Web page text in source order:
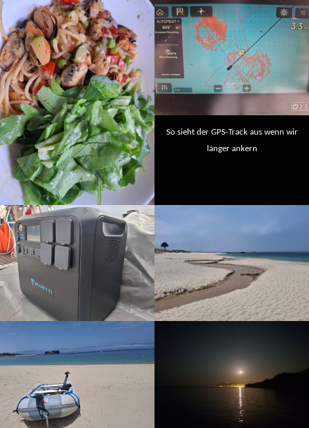
So sieht der GPS-Track aus wenn wir
länger ankern